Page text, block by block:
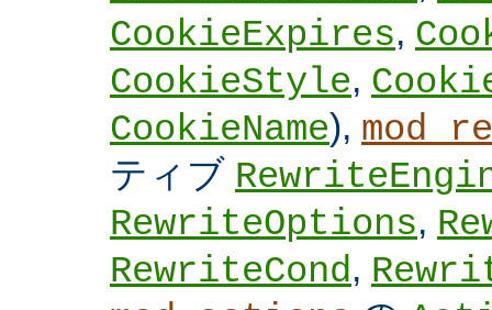
CookieExpires,
CookieStyle,
CookieName),
ティブ
RewriteOptions,
RewriteCond,